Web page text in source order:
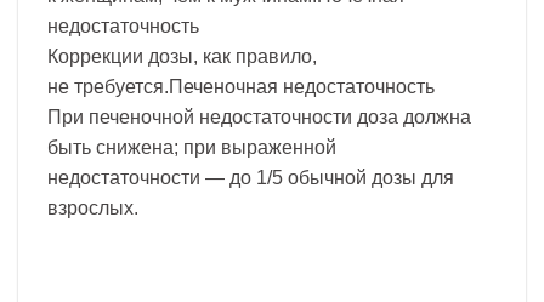
недостаточность
Коррекции дозы, как правило,
не требуется.Печеночная недостаточность
При печеночной недостаточности доза должна
быть снижена; при выраженной
недостаточности — до 1/5 обычной дозы для
взрослых.